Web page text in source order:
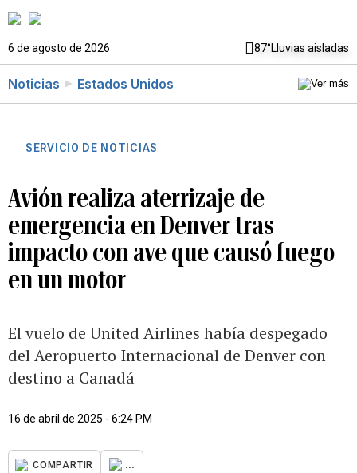
6 de agosto de 2026 87°Lluvias aisladas
Noticias Estados Unidos
SERVICIO DE NOTICIAS
Avión realiza aterrizaje de
emergencia en Denver tras
impacto con ave que causó fuego
en un motor
El vuelo de United Airlines había despegado
del Aeropuerto Internacional de Denver con
destino a Canadá
16 de abril de 2025 - 6:24 PM
COMPARTIR ...